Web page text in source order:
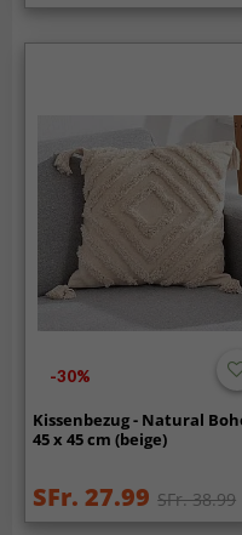
-30%
Kissenbezug - Natural
45 x 45 cm (beige)
SFr. 27.99 SFr. 38.99